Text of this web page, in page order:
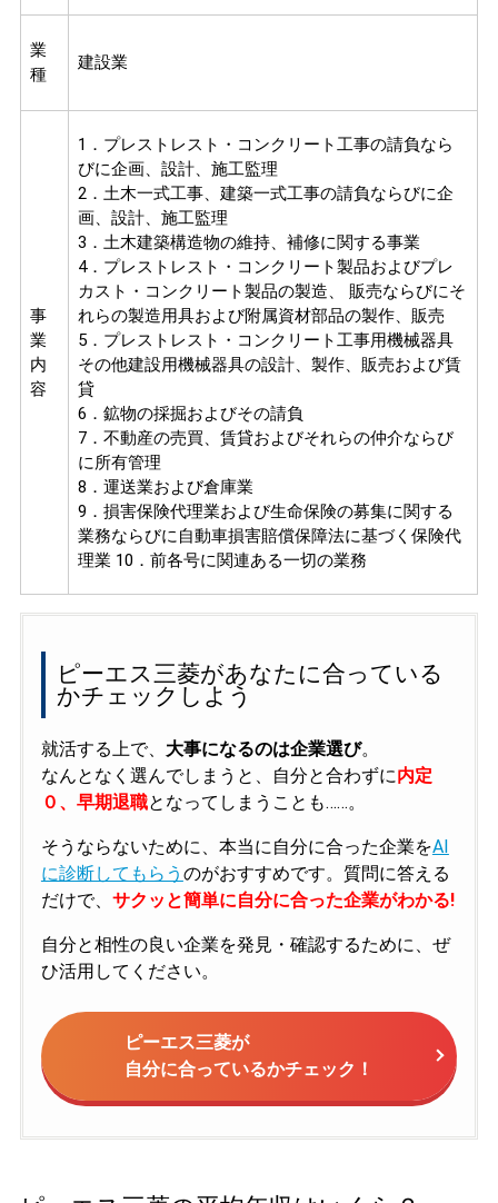
業
種
建設業
事
業
内
容
1．プレストレスト・コンクリート工事の請負なら
びに企画、設計、施工監理
2．土木一式工事、建築一式工事の請負ならびに企
画、設計、施工監理
3．土木建築構造物の維持、補修に関する事業
4．プレストレスト・コンクリート製品およびプレ
カスト・コンクリート製品の製造、 販売ならびにそ
れらの製造用具および附属資材部品の製作、販売
5．プレストレスト・コンクリート工事用機械器具
その他建設用機械器具の設計、製作、販売および賃
貸
6．鉱物の採掘およびその請負
7．不動産の売買、賃貸およびそれらの仲介ならび
に所有管理
8．運送業および倉庫業
9．損害保険代理業および生命保険の募集に関する
業務ならびに自動車損害賠償保障法に基づく保険代
理業 10．前各号に関連ある一切の業務
ピーエス三菱があなたに合っている
かチェックしよう
就活する上で、 大事になるのは企業選び。
なんとなく選んでしまうと、自分と合わずに内定
０、早期退職となってしまうことも……。
そうならないために、本当に自分に合った企業をAI
に診断してもらう のがおすすめです。質問に答える
だけで、 サクッと簡単に自分に合った企業がわかる!
自分と相性の良い企業を発見・確認するために、ぜ
ひ活用してください。
ピーエス三菱が
自分に合っているかチェック！